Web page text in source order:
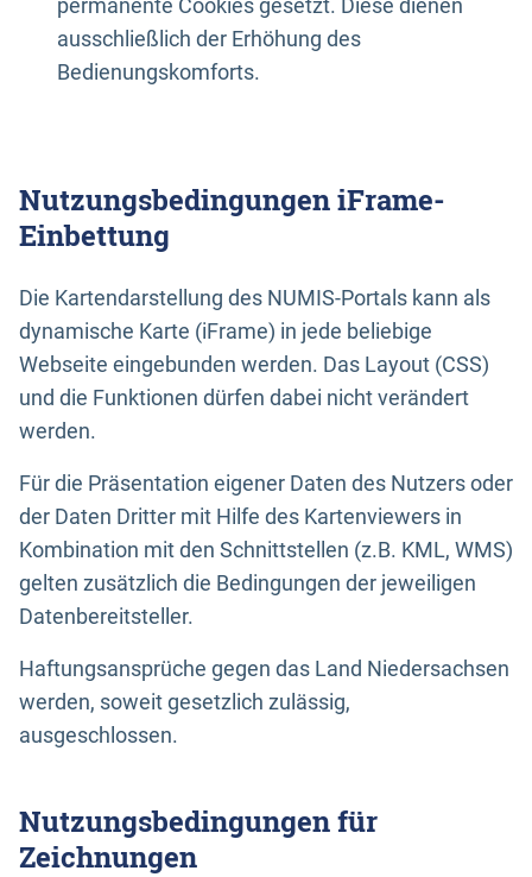
permanente Cookies gesetzt. Diese dienen
ausschließlich der Erhöhung des
Bedienungskomforts.
Nutzungsbedingungen iFrame-
Einbettung
Die Kartendarstellung des NUMIS-Portals kann als
dynamische Karte (iFrame) in jede beliebige
Webseite eingebunden werden. Das Layout (CSS)
und die Funktionen dürfen dabei nicht verändert
werden.
Für die Präsentation eigener Daten des Nutzers oder
der Daten Dritter mit Hilfe des Kartenviewers in
Kombination mit den Schnittstellen (z.B. KML, WMS)
gelten zusätzlich die Bedingungen der jeweiligen
Datenbereitsteller.
Haftungsansprüche gegen das Land Niedersachsen
werden, soweit gesetzlich zulässig,
ausgeschlossen.
Nutzungsbedingungen für
Zeichnungen